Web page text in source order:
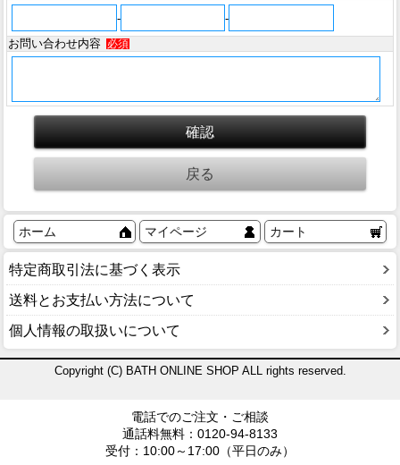
-
-
お問い合わせ内容
必須
ホーム マイページ カート
特定商取引法に基づく表示
送料とお支払い方法について
個人情報の取扱いについて
Copyright (C) BATH ONLINE SHOP ALL rights reserved.
電話でのご注文・ご相談
通話料無料：0120-94-8133
受付：10:00～17:00（平日のみ）